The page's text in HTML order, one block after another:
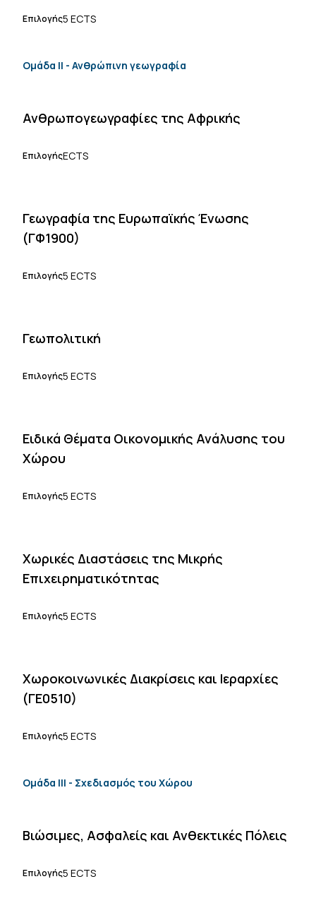
Επιλογής5 ECTS
Ομάδα ΙΙ - Ανθρώπινη γεωγραφία
Ανθρωπογεωγραφίες της Αφρικής
ΕπιλογήςECTS
Γεωγραφία της Ευρωπαϊκής Ένωσης
(ΓΦ1900)
Επιλογής5 ECTS
Γεωπολιτική
Επιλογής5 ECTS
Ειδικά Θέματα Οικονομικής Ανάλυσης του
Χώρου
Επιλογής5 ECTS
Χωρικές Διαστάσεις της Μικρής
Επιχειρηματικότητας
Επιλογής5 ECTS
Χωροκοινωνικές Διακρίσεις και Ιεραρχίες
(ΓΕ0510)
Επιλογής5 ECTS
Ομάδα ΙΙΙ - Σχεδιασμός του Χώρου
Βιώσιμες, Ασφαλείς και Ανθεκτικές Πόλεις
Επιλογής5 ECTS